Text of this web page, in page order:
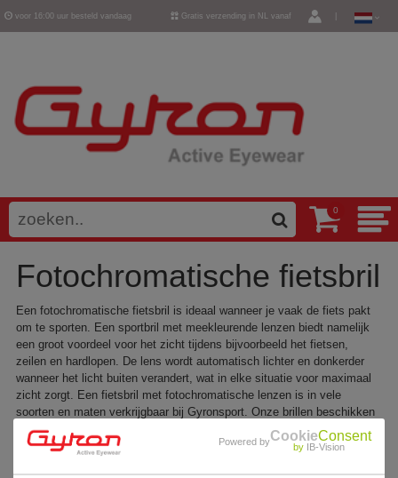
voor 16:00 uur besteld vandaag Gratis verzending in NL vanaf
0
Fotochromatische fietsbril
Een fotochromatische fietsbril is ideaal wanneer je vaak de fiets pakt
om te sporten. Een sportbril met meekleurende lenzen biedt namelijk
een groot voordeel voor het zicht tijdens bijvoorbeeld het fietsen,
zeilen en hardlopen. De lens wordt automatisch lichter en donkerder
wanneer het licht buiten verandert, wat in elke situatie voor maximaal
zicht zorgt. Een fietsbril met fotochromatische lenzen is in vele
soorten en maten verkrijgbaar bij Gyronsport. Onze brillen beschikken
over technologieën van hoge kwaliteit, die tegelijkertijd voor een
scherpe prijs bij ons verkrijgbaar zijn. Dit geldt dus ook voor jouw
Powered byCookieConsent
by IB-Vision